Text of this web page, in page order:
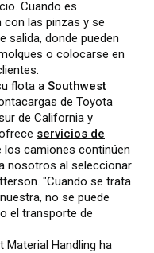
Cuando es
con las pinzas y se
salida, donde pueden
o colocarse en
flota a Southwest
de Toyota
de California y
servicios de
los camiones continúen
nosotros al seleccionar
"Cuando se trata
no se puede
el transporte de
Material Handling ha